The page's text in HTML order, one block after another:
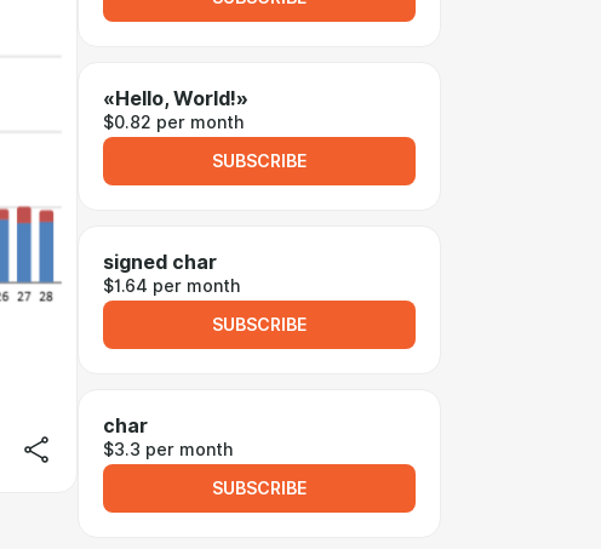
«Hello, World!»
$0.82 per month
SUBSCRIBE
signed char
$1.64 per month
SUBSCRIBE
char
$3.3 per month
SUBSCRIBE